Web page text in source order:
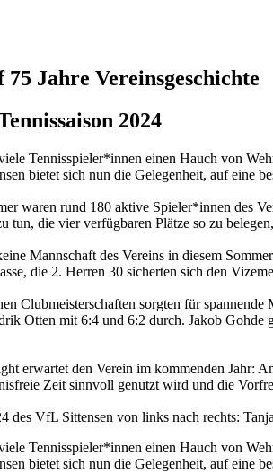
Jahre Vereinsgeschichte
2024
Tennisspieler*innen einen Hauch von
bietet sich nun die Gelegenheit, auf eine
waren rund 180 aktive Spieler*innen des
tun, die vier verfügbaren Plätze so zu
Mannschaft des Vereins in diesem
die 2. Herren 30 sicherten sich den
Clubmeisterschaften sorgten für
Otten mit 6:4 und 6:2 durch. Jakob
erwartet den Verein im kommenden Jahr:
Zeit sinnvoll genutzt wird und die
des VfL Sittensen von links nach rechts:
Tennisspieler*innen einen Hauch von
bietet sich nun die Gelegenheit, auf eine